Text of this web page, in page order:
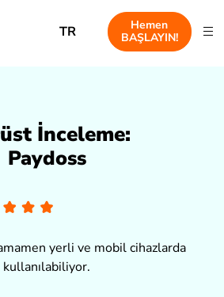
TR
Hemen
BAŞLAYIN!
İnceleme:
Paydoss
yerli ve mobil cihazlarda
kullanılabiliyor.